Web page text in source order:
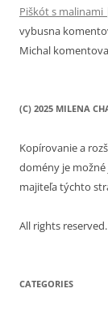
Piškót s
vybusna
Michal
(C) 2025 MILENA
Kopírovanie a
domény je
majiteľa týchto
All rights reserved.
CATEGORIES